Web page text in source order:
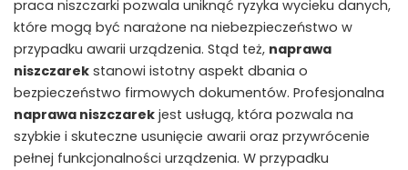
praca niszczarki pozwala uniknąć ryzyka wycieku danych,
które mogą być narażone na niebezpieczeństwo w
przypadku awarii urządzenia. Stąd też, naprawa
niszczarek stanowi istotny aspekt dbania o
bezpieczeństwo firmowych dokumentów. Profesjonalna
naprawa niszczarek jest usługą, która pozwala na
szybkie i skuteczne usunięcie awarii oraz przywrócenie
pełnej funkcjonalności urządzenia. W przypadku